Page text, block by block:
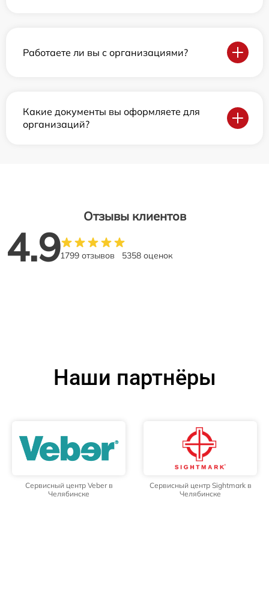
Работаете ли вы с организациями?
Какие документы вы оформляете для
организаций?
Отзывы клиентов
4.91799 отзывов 5358 оценок
Наши партнёры
Сервисный центр Veber в
Челябинске
Сервисный центр Sightmark в
Челябинске